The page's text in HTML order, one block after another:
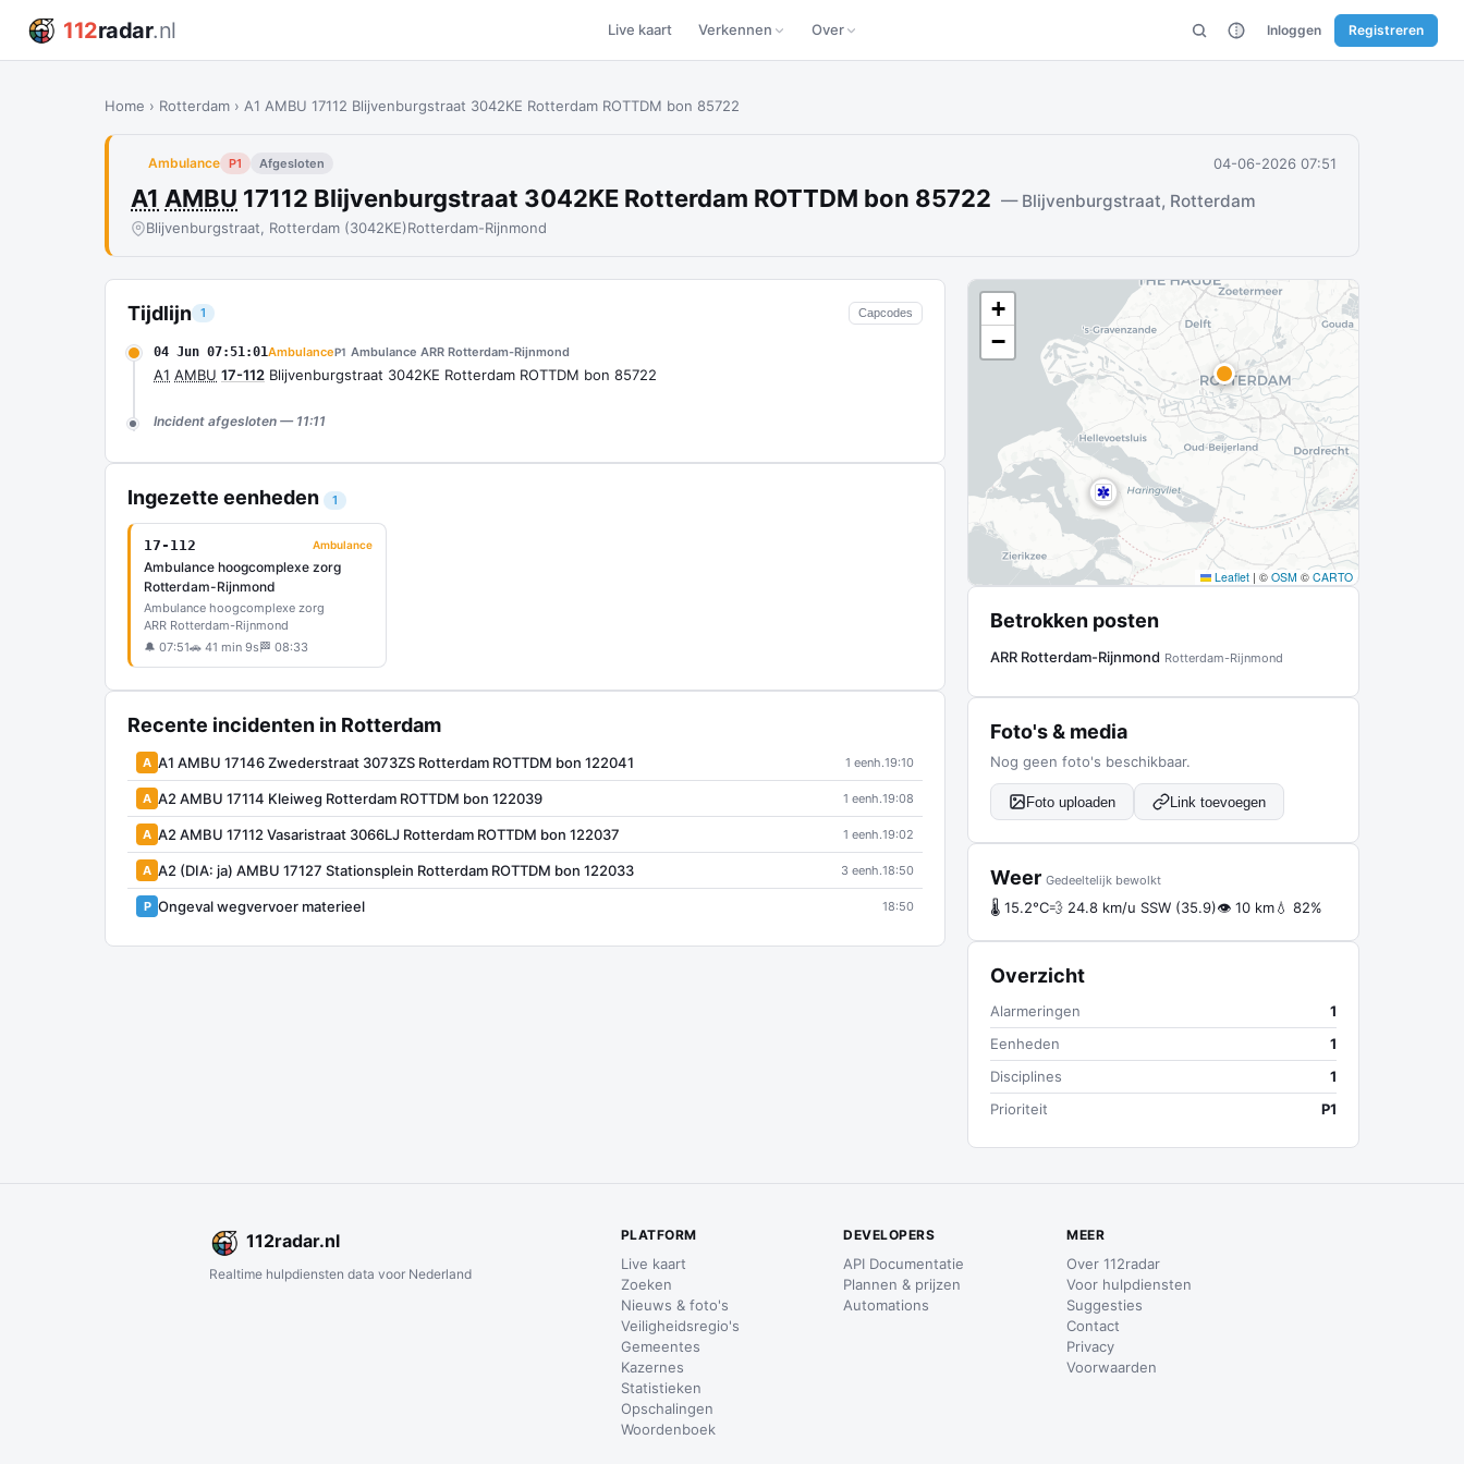
112radar.nl Live kaart Verkennen Over Inloggen Registreren
Home › Rotterdam › A1 AMBU 17112 Blijvenburgstraat 3042KE Rotterdam ROTTDM bon 85722
Ambulance P1 Afgesloten 04-06-2026 07:51
A1 AMBU 17112 Blijvenburgstraat 3042KE Rotterdam ROTTDM bon 85722 — Blijvenburgstraat, Rotterdam
Blijvenburgstraat, Rotterdam (3042KE)Rotterdam-Rijnmond
Tijdlijn 1 Capcodes
04 Jun 07:51:01AmbulanceP1 Ambulance ARR Rotterdam-Rijnmond
A1 AMBU 17-112 Blijvenburgstraat 3042KE Rotterdam ROTTDM bon 85722
Incident afgesloten — 11:11
Ingezette eenheden 1
17-112 Ambulance
Ambulance hoogcomplexe zorg
Rotterdam-Rijnmond
Ambulance hoogcomplexe zorg
ARR Rotterdam-Rijnmond
🔔 07:51🚗 41 min 9s 🏁 08:33
Recente incidenten in Rotterdam
A A1 AMBU 17146 Zwederstraat 3073ZS Rotterdam ROTTDM bon 122041 1 eenh.19:10
A A2 AMBU 17114 Kleiweg Rotterdam ROTTDM bon 122039 1 eenh.19:08
A A2 AMBU 17112 Vasaristraat 3066LJ Rotterdam ROTTDM bon 122037 1 eenh.19:02
A A2 (DIA: ja) AMBU 17127 Stationsplein Rotterdam ROTTDM bon 122033 3 eenh.18:50
P Ongeval wegvervoer materieel 18:50
+
−
Leaflet | © OSM © CARTO
Betrokken posten
ARR Rotterdam-Rijnmond Rotterdam-Rijnmond
Foto's & media
Nog geen foto's beschikbaar.
Foto uploaden Link toevoegen
Weer Gedeeltelijk bewolkt
🌡 15.2°C💨 24.8 km/u SSW (35.9)👁 10 km💧 82%
Overzicht
Alarmeringen
1
Eenheden
1
Disciplines
1
Prioriteit
P1
112radar.nl
Realtime hulpdiensten data voor Nederland
PLATFORM
Live kaart
Zoeken
Nieuws & foto's
Veiligheidsregio's
Gemeentes
Kazernes
Statistieken
Opschalingen
Woordenboek
DEVELOPERS
API Documentatie
Plannen & prijzen
Automations
MEER
Over 112radar
Voor hulpdiensten
Suggesties
Contact
Privacy
Voorwaarden